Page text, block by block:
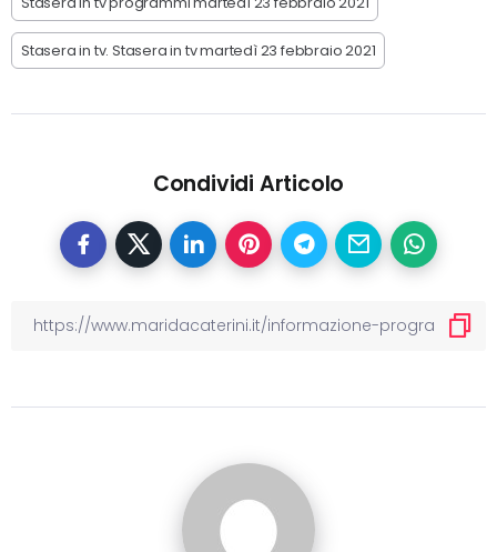
Stasera in tv. Stasera in tv martedì 23 febbraio 2021
Condividi Articolo